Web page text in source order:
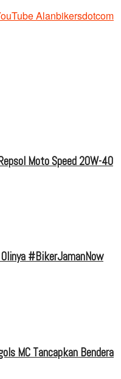
Moto Speed 20W-40
#BikerJamanNow
MC Tancapkan Bendera